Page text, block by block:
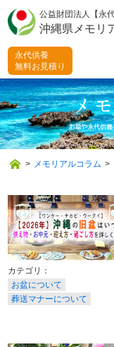
公益財団法人【永
沖縄県メモリ
永代供養
無料お見積り
> メモリアルコラム >
お盆について
葬送マナーについて